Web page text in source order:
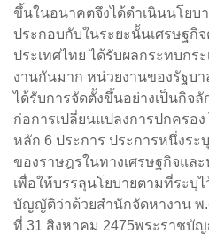
ขึ้นในอนาคตจึงได้ดำเนินนโยบ
ประกอบกับในระยะนั้นเศรษฐกิ
ประเทศไทย ได้รับผลกระทบกร
งานกันมาก หน่วยงานของรัฐบ
ได้รับการจัดตั้งขึ้นอย่างเป็นกิจ
ก่อการเปลี่ยนแปลงการปกครอ
หลัก 6 ประการ ประการหนึ่งระ
ของราษฎรในทางเศรษฐกิจแล
เพื่อให้บรรลุนโยบายตามที่ระบุ
บัญญัติว่าด้วยสำนักจัดหางาน พ
ที่ 31 สิงหาคม 2475พระราชบั